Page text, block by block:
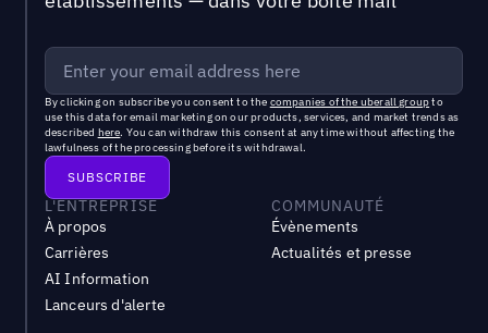
By clicking on subscribe you consent to the companies of the uberall groupto
use this data for email marketing on our products, services, and market trends as
described here. You can withdraw this consent at any time without affecting the
lawfulness of the processing before its withdrawal.
L'ENTREPRISE
À propos
Carrières
AI Information
Lanceurs d'alerte
COMMUNAUTÉ
Évènements
Actualités et presse